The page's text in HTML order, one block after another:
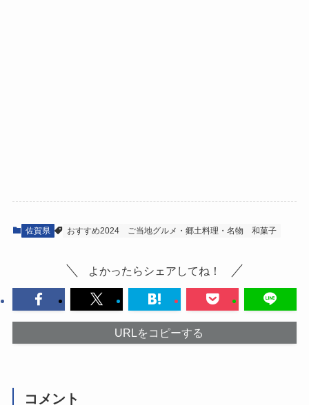
佐賀県 おすすめ2024 ご当地グルメ・郷土料理・名物 和菓子
よかったらシェアしてね！
URLをコピーする
コメント